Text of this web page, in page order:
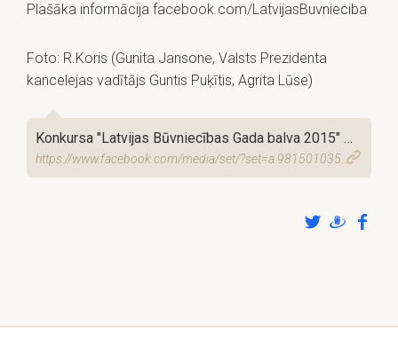
Plašāka informācija facebook.com/LatvijasBuvnieciba
Foto: R.Koris (Gunita Jansone, Valsts Prezidenta
kancelejas vadītājs Guntis Puķītis, Agrita Lūse)
Konkursa "Latvijas Būvniecības Gada balva 2015" foto galerija
https://www.facebook.com/media/set/?set=a.981501035268666.1073741843.239120776173366&type=3